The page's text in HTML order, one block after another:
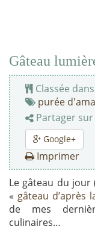
Gâteau
Classée dans
purée
Partager sur
Google+
Imprimer
Le gâteau du
« gâteau d’après
de mes
culinaires…